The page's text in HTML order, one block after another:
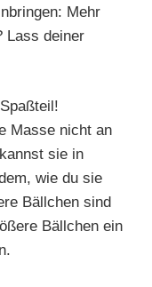
Mehr
Lass deiner
Masse nicht an
sie in
wie du sie
Bällchen sind
Bällchen ein